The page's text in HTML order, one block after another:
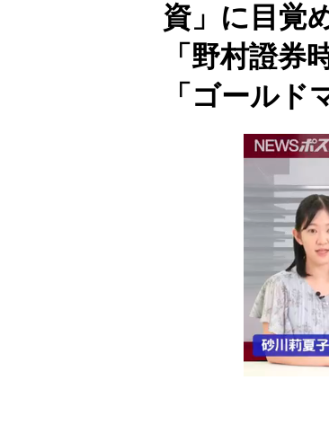
資」に目覚
「野村證券
「ゴールド